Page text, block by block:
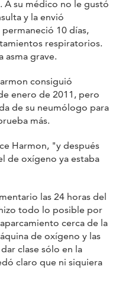
su médico no le gustó
y la envió
10 días,
respiratorios.
asma grave.
consiguió
enero de 2011, pero
de su neumólogo para
más.
Harmon, "y después
de oxígeno ya estaba
las 24 horas del
todo lo posible por
cerca de la
de oxígeno y las
clase sólo en la
claro que ni siquiera